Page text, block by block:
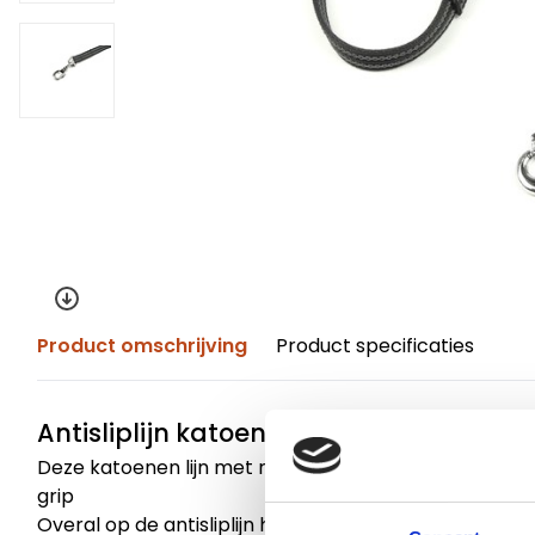
Product omschrijving Product specificaties
Antisliplijn katoen 100cm
Deze katoenen lijn met rubber antislip is gemaakt
grip
Overal op de antisliplijn heb je goede grip, zodat de